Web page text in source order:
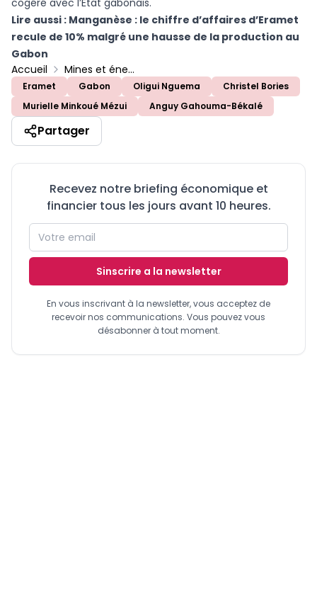
cogéré avec l’État gabonais.
Lire aussi : Manganèse : le chiffre d’affaires d’Eramet
recule de 10% malgré une hausse de la production au
Gabon
Accueil
Mines et énergies
Eramet Gabon Oligui Nguema
Christel Bories
Murielle Minkoué Mézui
Anguy Gahouma-Békalé
Partager
Recevez notre briefing économique et
financier tous les jours avant 10 heures.
Sinscrire a la newsletter
En vous inscrivant à la newsletter, vous acceptez de
recevoir nos communications. Vous pouvez vous
désabonner à tout moment.